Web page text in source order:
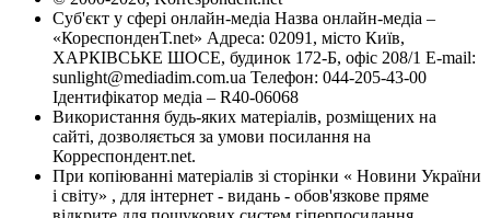
Суб'єкт у сфері онлайн-медіа Назва онлайн-медіа –
«КореспонденТ.net» Адреса: 02091, місто Київ,
ХАРКІВСЬКЕ ШОСЕ, будинок 172-Б, офіс 208/1 E-mail:
sunlight@mediadim.com.ua Телефон: 044-205-43-00
Ідентифікатор медіа – R40-06068
Використання будь-яких матеріалів, розміщених на
сайті, дозволяється за умови посилання на
Корреспондент.net.
При копіюванні матеріалів зі сторінки « Новини України
і світу» , для інтернет - видань - обов'язкове пряме